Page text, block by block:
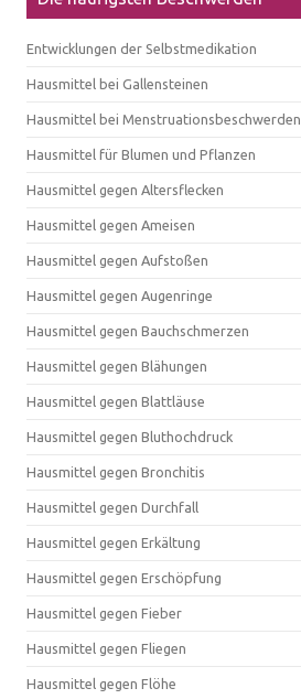
Entwicklungen der Selbstmedikation
Hausmittel bei Gallensteinen
Hausmittel bei Menstruationsbeschwerden
Hausmittel für Blumen und Pflanzen
Hausmittel gegen Altersflecken
Hausmittel gegen Ameisen
Hausmittel gegen Aufstoßen
Hausmittel gegen Augenringe
Hausmittel gegen Bauchschmerzen
Hausmittel gegen Blähungen
Hausmittel gegen Blattläuse
Hausmittel gegen Bluthochdruck
Hausmittel gegen Bronchitis
Hausmittel gegen Durchfall
Hausmittel gegen Erkältung
Hausmittel gegen Erschöpfung
Hausmittel gegen Fieber
Hausmittel gegen Fliegen
Hausmittel gegen Flöhe